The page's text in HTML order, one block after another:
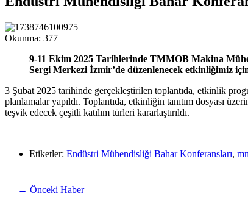
Okunma: 377
9-11 Ekim 2025 Tarihlerinde TMMOB Makina
Sergi Merkezi İzmir’de düzenlenecek etkinliğimiz
3 Şubat 2025 tarihinde gerçekleştirilen toplantıda, etkinlik
planlamalar yapıldı. Toplantıda, etkinliğin tanıtım dosyası
teşvik edecek çeşitli katılım türleri kararlaştırıldı.
Etiketler: Endüstri Mühendisliği Bahar Konferansları,
← Önceki Haber